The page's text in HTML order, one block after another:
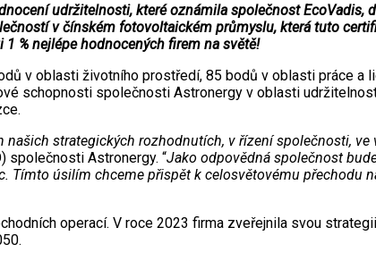
udržitelnosti, které oznámila společnost EcoVadis,
v čínském fotovoltaickém průmyslu, která tuto
% nejlépe hodnocených firem na světě!
v oblasti životního prostředí, 85 bodů v oblasti práce a
schopnosti společnosti Astronergy v oblasti
strategických rozhodnutích, v řízení společnosti, ve
společnosti Astronergy. “Jako odpovědná společnost
úsilím chceme přispět k celosvětovému přechodu
operací. V roce 2023 firma zveřejnila svou